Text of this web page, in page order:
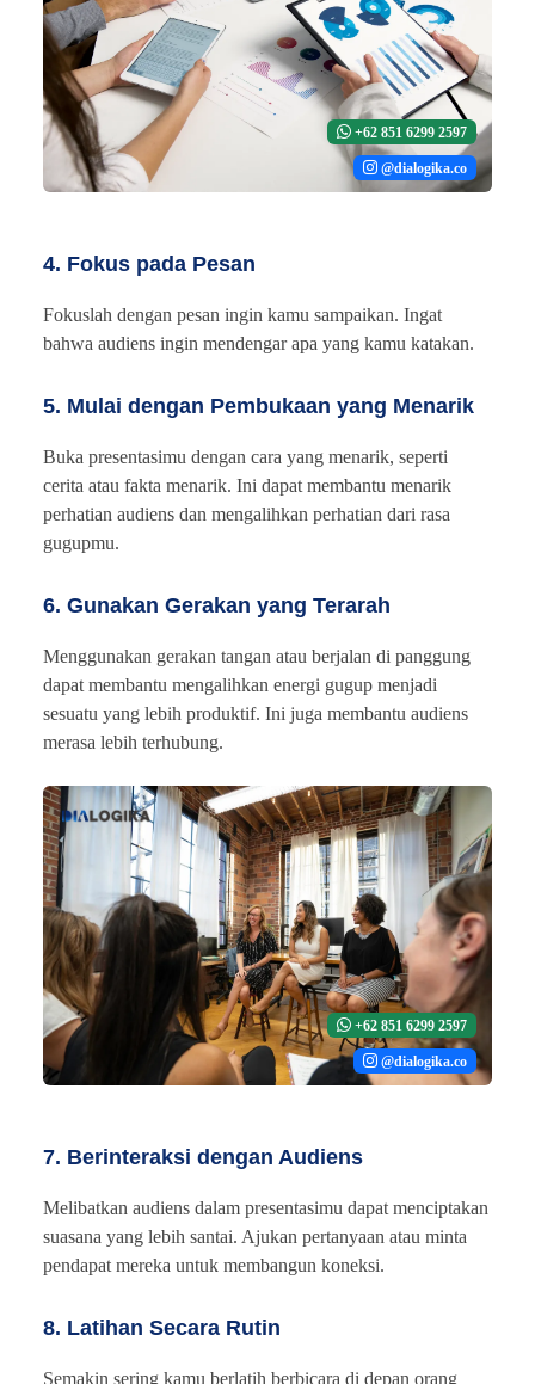
+62 851 6299 2597
@dialogika.co
4. Fokus pada Pesan
Fokuslah dengan pesan ingin kamu sampaikan. Ingat
bahwa audiens ingin mendengar apa yang kamu katakan.
5. Mulai dengan Pembukaan yang Menarik
Buka presentasimu dengan cara yang menarik, seperti
cerita atau fakta menarik. Ini dapat membantu menarik
perhatian audiens dan mengalihkan perhatian dari rasa
gugupmu.
6. Gunakan Gerakan yang Terarah
Menggunakan gerakan tangan atau berjalan di panggung
dapat membantu mengalihkan energi gugup menjadi
sesuatu yang lebih produktif. Ini juga membantu audiens
merasa lebih terhubung.
+62 851 6299 2597
@dialogika.co
7. Berinteraksi dengan Audiens
Melibatkan audiens dalam presentasimu dapat menciptakan
suasana yang lebih santai. Ajukan pertanyaan atau minta
pendapat mereka untuk membangun koneksi.
8. Latihan Secara Rutin
Semakin sering kamu berlatih berbicara di depan orang